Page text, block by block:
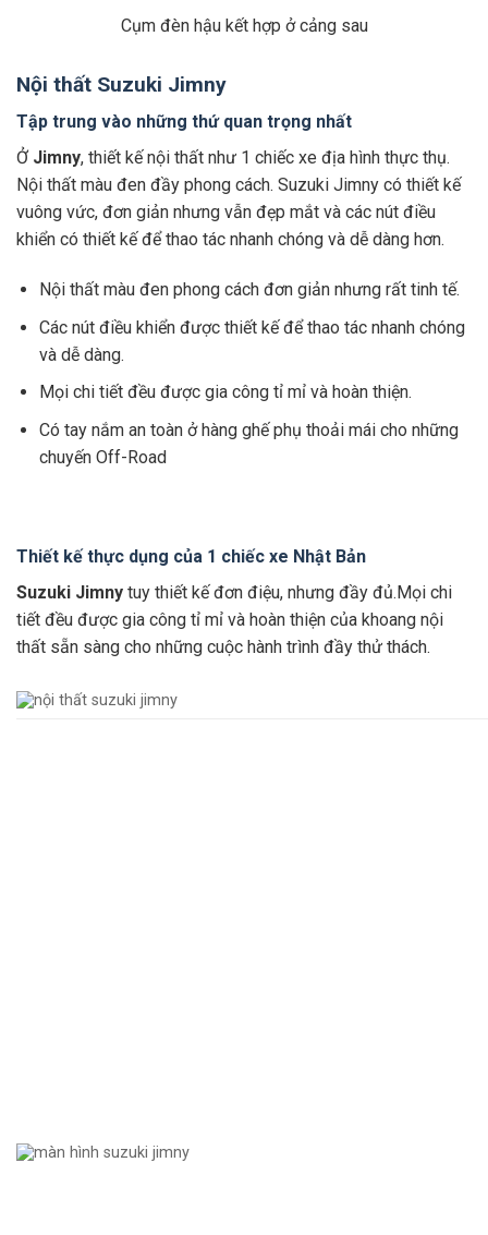
Cụm đèn hậu kết hợp ở cảng sau
Nội thất Suzuki Jimny
Tập trung vào những thứ quan trọng nhất
Ở Jimny, thiết kế nội thất như 1 chiếc xe địa hình thực thụ.
Nội thất màu đen đầy phong cách. Suzuki Jimny có thiết kế
vuông vức, đơn giản nhưng vẫn đẹp mắt và các nút điều
khiển có thiết kế để thao tác nhanh chóng và dễ dàng hơn.
Nội thất màu đen phong cách đơn giản nhưng rất tinh tế.
Các nút điều khiển được thiết kế để thao tác nhanh chóng
và dễ dàng.
Mọi chi tiết đều được gia công tỉ mỉ và hoàn thiện.
Có tay nắm an toàn ở hàng ghế phụ thoải mái cho những
chuyến Off-Road
Thiết kế thực dụng của 1 chiếc xe Nhật Bản
Suzuki Jimny tuy thiết kế đơn điệu, nhưng đầy đủ.Mọi chi
tiết đều được gia công tỉ mỉ và hoàn thiện của khoang nội
thất sẵn sàng cho những cuộc hành trình đầy thử thách.